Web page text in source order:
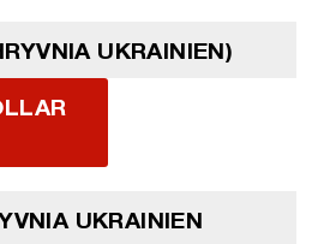
UKRAINIEN)
UKRAINIEN